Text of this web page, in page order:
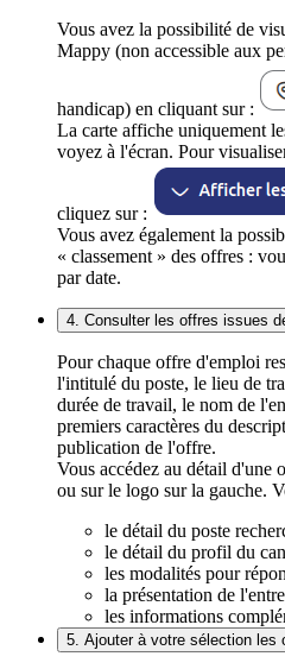
Vous avez la possibilité de
Mappy (non accessible aux
handicap) en cliquant sur :
La carte affiche uniquement
voyez à l'écran. Pour
cliquez sur :
Vous avez également la
« classement » des offres :
par date.
4. Consulter les offres issues
Pour chaque offre d'emploi
l'intitulé du poste, le lieu de
durée de travail, le nom de
premiers caractères du
publication de l'offre.
Vous accédez au détail d'une
ou sur le logo sur la gauche.
le détail du poste
le détail du profil du
les modalités pour
la présentation de
les informations
5. Ajouter à votre sélection les